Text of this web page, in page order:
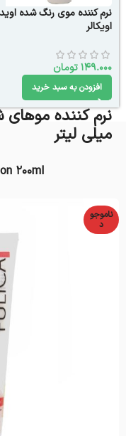
نرم کننده موی رنگ شده
اویکالر
149.000تومان
افزودن به سبد خرید
میلی لیتر
200ml
ناموجو
د